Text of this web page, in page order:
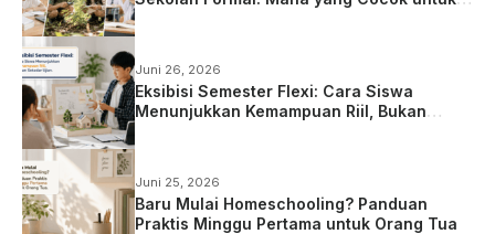
Juni 26, 2026
Eksibisi Semester Flexi: Cara Siswa
Menunjukkan Kemampuan Riil, Bukan
Juni 25, 2026
Baru Mulai Homeschooling? Panduan
Praktis Minggu Pertama untuk Orang Tua